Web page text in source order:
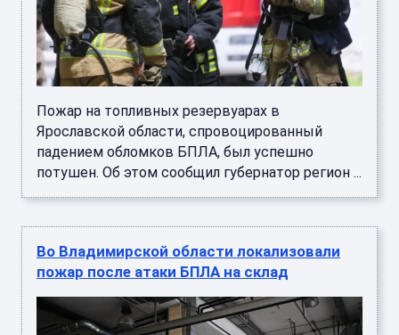
Пожар на топливных резервуарах в
Ярославской области, спровоцированный
падением обломков БПЛА, был успешно
потушен. Об этом сообщил губернатор регион ...
Во Владимирской области локализовали
пожар после атаки БПЛА на склад